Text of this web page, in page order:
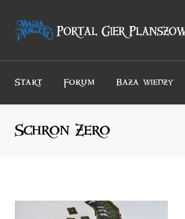
Start Forum Baza wiedzy
Schron Zero